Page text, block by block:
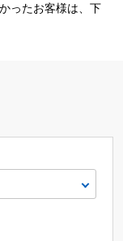
ったお客様は、下